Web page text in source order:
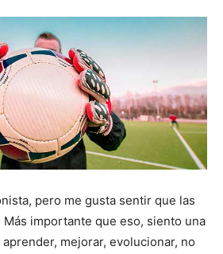
pero me gusta sentir que las
importante que eso, siento una
mejorar, evolucionar, no